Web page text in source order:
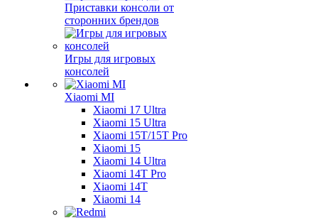
Приставки консоли от
сторонних брендов
Игры для игровых
консолей
Xiaomi MI
Xiaomi 17 Ultra
Xiaomi 15 Ultra
Xiaomi 15T/15T Pro
Xiaomi 15
Xiaomi 14 Ultra
Xiaomi 14T Pro
Xiaomi 14T
Xiaomi 14